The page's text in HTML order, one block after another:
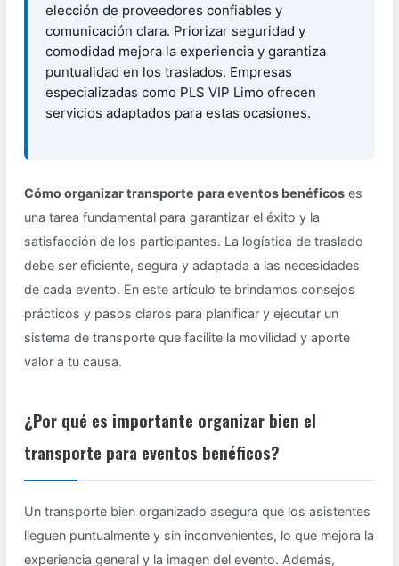
elección de proveedores confiables y
comunicación clara. Priorizar seguridad y
comodidad mejora la experiencia y garantiza
puntualidad en los traslados. Empresas
especializadas como PLS VIP Limo ofrecen
servicios adaptados para estas ocasiones.
Cómo organizar transporte para eventos benéficos es
una tarea fundamental para garantizar el éxito y la
satisfacción de los participantes. La logística de traslado
debe ser eficiente, segura y adaptada a las necesidades
de cada evento. En este artículo te brindamos consejos
prácticos y pasos claros para planificar y ejecutar un
sistema de transporte que facilite la movilidad y aporte
valor a tu causa.
¿Por qué es importante organizar bien el
transporte para eventos benéficos?
Un transporte bien organizado asegura que los asistentes
lleguen puntualmente y sin inconvenientes, lo que mejora la
experiencia general y la imagen del evento. Además,